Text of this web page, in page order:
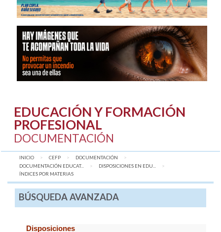
EDUCACIÓN Y FORMACIÓN
PROFESIONAL
DOCUMENTACIÓN
INICIO CEFP
DOCUMENTACIÓN
DOCUMENTACIÓN EDUCAT...
DISPOSICIONES EN EDU...
AQUÍ:
ÍNDICES POR MATERIAS
BÚSQUEDA AVANZADA
Disposiciones